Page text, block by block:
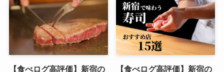
【食べログ高評価】新宿の
【食べログ高評価】新宿の